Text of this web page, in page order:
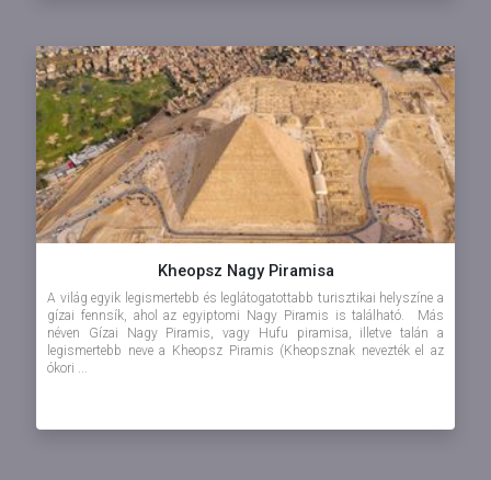
Kheopsz Nagy Piramisa
A világ egyik legismertebb és leglátogatottabb turisztikai helyszíne a
gízai fennsík, ahol az egyiptomi Nagy Piramis is található. Más
néven Gízai Nagy Piramis, vagy Hufu piramisa, illetve talán a
legismertebb neve a Kheopsz Piramis (Kheopsznak nevezték el az
ókori ...